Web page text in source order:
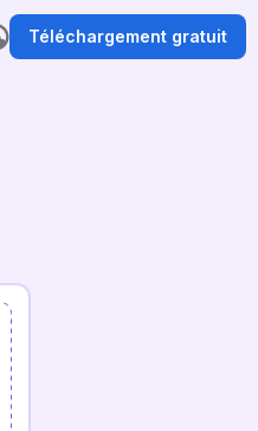
Téléchargement gratuit